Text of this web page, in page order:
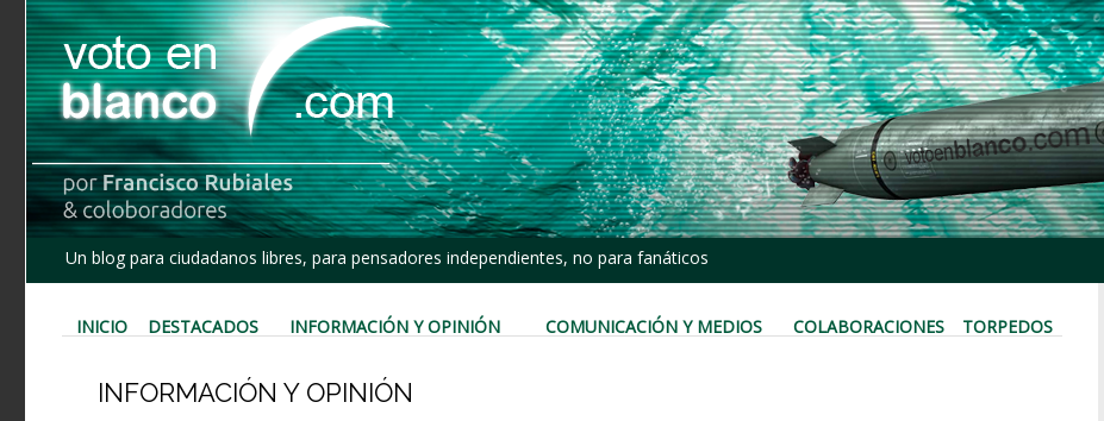
Un blog para ciudadanos libres, para pensadores independientes, no para fanáticos
INICIO DESTACADOS INFORMACIÓN Y OPINIÓN COMUNICACIÓN Y MEDIOS COLABORACIONES TORPEDOS
INFORMACIÓN Y OPINIÓN